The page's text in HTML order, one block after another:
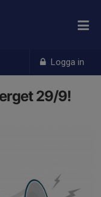
Logga in
29/9!